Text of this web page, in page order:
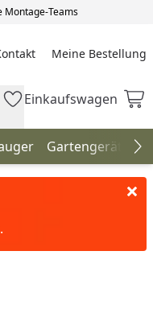
Montage-Teams
Meine Bestellung
Meine Bestellung
Einkaufswagen
Einkaufswagen
Gartengeräte